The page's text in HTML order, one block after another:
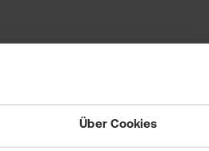
Über Cookies